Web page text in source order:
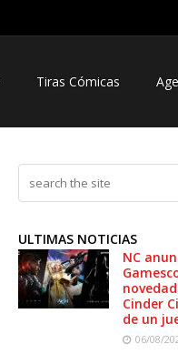
Tiras Cómicas
ULTIMAS NOTICIAS
NC
Cinder
de un
06/08/